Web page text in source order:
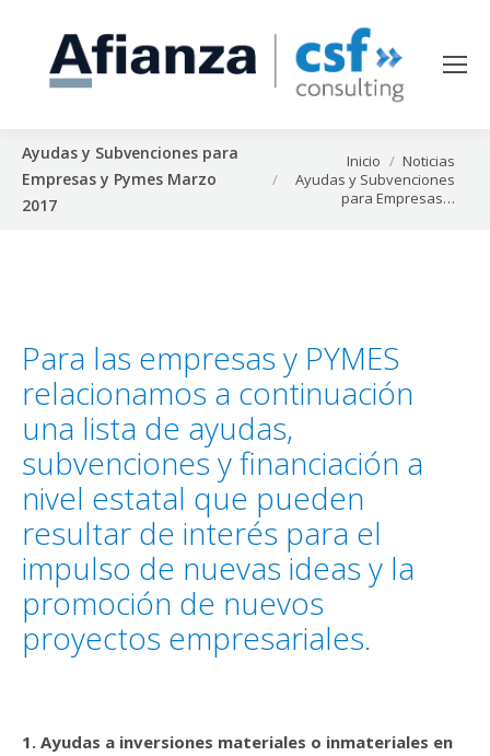
Ayudas y Subvenciones para
Empresas y Pymes Marzo
2017
Inicio
Noticias
Ayudas y Subvenciones
para Empresas…
Para las empresas y PYMES
relacionamos a continuación
una lista de ayudas,
subvenciones y financiación a
nivel estatal que pueden
resultar de interés para el
impulso de nuevas ideas y la
promoción de nuevos
proyectos empresariales.
1. Ayudas a inversiones materiales o inmateriales en